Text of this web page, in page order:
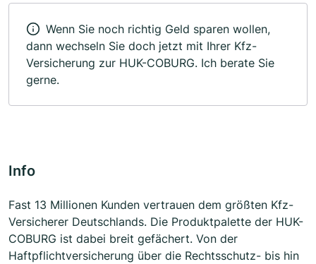
Wenn Sie noch richtig Geld sparen wollen,
dann wechseln Sie doch jetzt mit Ihrer Kfz-
Versicherung zur HUK-COBURG. Ich berate Sie
gerne.
Info
Fast 13 Millionen Kunden vertrauen dem größten Kfz-
Versicherer Deutschlands. Die Produktpalette der HUK-
COBURG ist dabei breit gefächert. Von der
Haftpflichtversicherung über die Rechtsschutz- bis hin